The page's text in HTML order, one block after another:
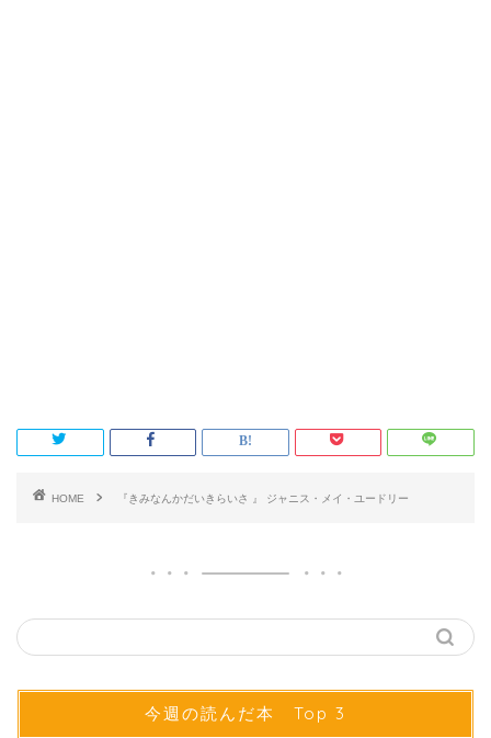
HOME 『きみなんかだいきらいさ 』 ジャニス・メイ・ユードリー
今週の読んだ本 Top 3